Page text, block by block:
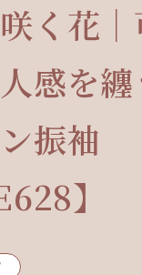
く花｜
感を纏
振袖
】